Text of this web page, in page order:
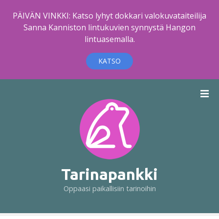
PÄIVÄN VINKKI: Katso lyhyt dokkari valokuvataiteilija
Sanna Kanniston lintukuvien synnystä Hangon
lintuasemalla.
KATSO
t
Tarinapankki
Oppaasi paikallisiin tarinoihin